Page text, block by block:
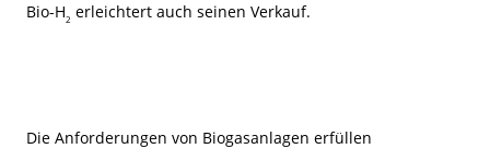
Bio-H2 erleichtert auch seinen Verkauf.
Die Anforderungen von Biogasanlagen erfüllen